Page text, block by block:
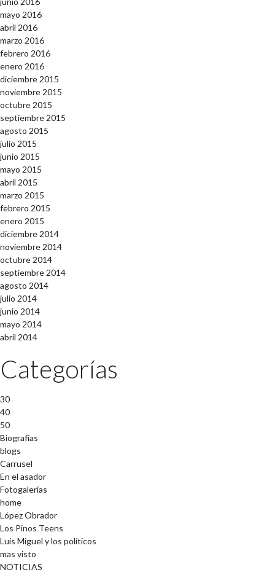
mayo 2016
abril 2016
marzo 2016
febrero 2016
enero 2016
diciembre 2015
noviembre 2015
octubre 2015
septiembre 2015
agosto 2015
julio 2015
junio 2015
mayo 2015
abril 2015
marzo 2015
febrero 2015
enero 2015
diciembre 2014
noviembre 2014
octubre 2014
septiembre 2014
agosto 2014
julio 2014
junio 2014
mayo 2014
abril 2014
Categorías
30
40
50
Biografías
blogs
Carrusel
En el asador
Fotogalerías
home
López Obrador
Los Pinos Teens
Luis Miguel y los políticos
mas visto
NOTICIAS